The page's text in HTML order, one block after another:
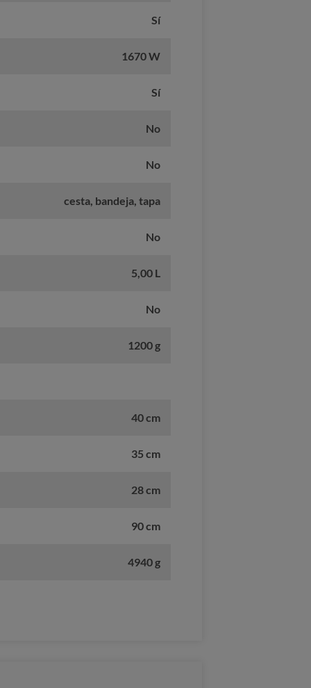
Sí
1670 W
Sí
No
No
cesta, bandeja, tapa
No
5,00 L
No
1200 g
40 cm
35 cm
28 cm
90 cm
4940 g